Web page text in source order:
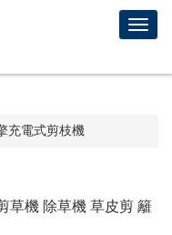
T
i
充電式剪枝機
草機 除草機 草皮剪 籬